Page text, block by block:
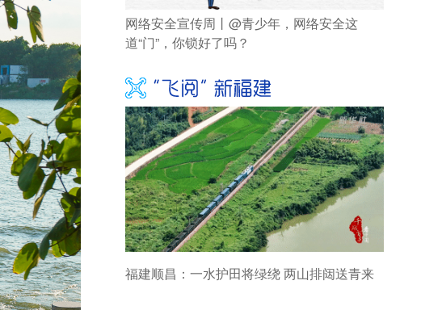
网络安全宣传周丨@青少年，网络安全这
道“门”，你锁好了吗？
福建顺昌：一水护田将绿绕 两山排闼送青来